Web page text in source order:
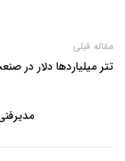
مقاله قبلی
تتر میلیاردها دلار در